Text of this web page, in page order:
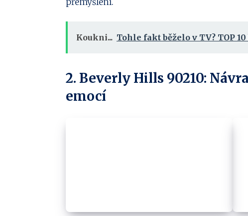
Koukni... Tohle fakt běželo v TV? TOP
2. Beverly Hills 90210:
emocí